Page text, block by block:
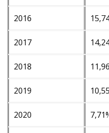
2016
2017
2018
2019
2020